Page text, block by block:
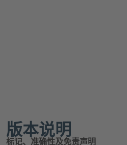
版本说明
标记、准确性及免责声明